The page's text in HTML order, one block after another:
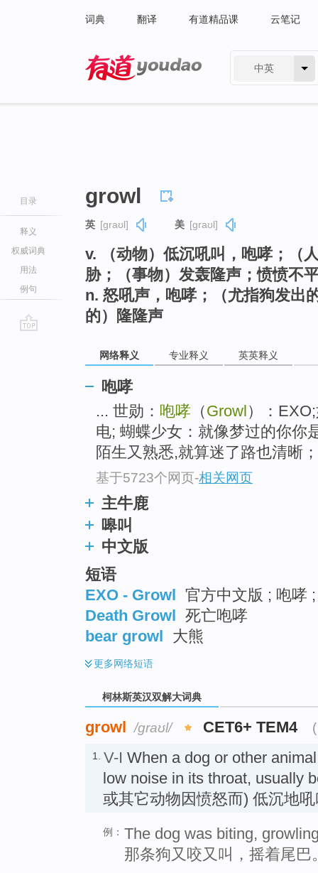
词典 翻译 有道精品课 云笔记
中英
目录
释义
权威词典
用法
例句
growl
英 [ɡraʊl] 美 [ɡraʊl]
v. （动物）低沉吼叫，咆哮；（
胁；（事物）发轰隆声；愤愤不
n. 怒吼声，咆哮；（尤指狗发出
的）隆隆声
网络释义 专业释义 英英释义
咆哮
... 世勋： 咆哮 （Growl ）：
电; 蝴蝶少女：就像梦过的你你
陌生又熟悉,就算迷了路也清晰
基于5723个网页-相关网页
主牛鹿
嗥叫
中文版
短语
EXO - Growl 官方中文版 ; 咆哮
Death Growl 死亡咆哮
bear growl 大熊
更多网络短语
柯林斯英汉双解大词典
growl /ɡraʊl/ CET6+ TEM4
1. V-I When a dog or other
low noise in its throat, usually
或其它动物因愤怒而) 低沉地
例： The dog was biting,
那条狗又咬又叫，摇着尾巴